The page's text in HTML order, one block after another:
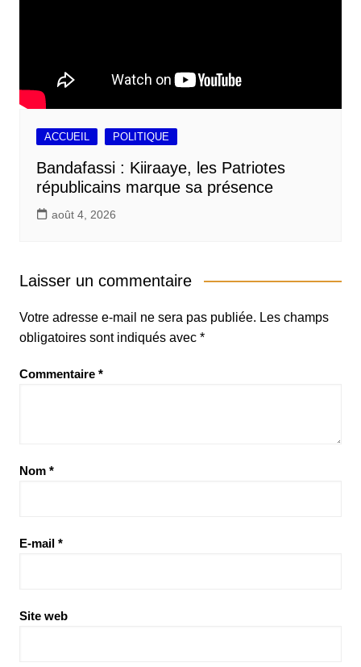
ACCUEIL POLITIQUE
Bandafassi : Kiiraaye, les Patriotes
républicains marque sa présence
août 4, 2026
Laisser un commentaire
Votre adresse e-mail ne sera pas publiée. Les champs
obligatoires sont indiqués avec *
Commentaire *
Nom *
E-mail *
Site web